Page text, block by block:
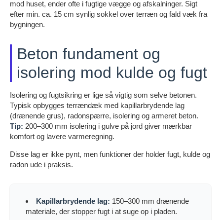
mod huset, ender ofte i fugtige vægge og afskalninger. Sigt
efter min. ca. 15 cm synlig sokkel over terræn og fald væk fra
bygningen.
Beton fundament og
isolering mod kulde og fugt
Isolering og fugtsikring er lige så vigtig som selve betonen.
Typisk opbygges terrændæk med kapillarbrydende lag
(drænende grus), radonspærre, isolering og armeret beton.
Tip: 200–300 mm isolering i gulve på jord giver mærkbar
komfort og lavere varmeregning.
Disse lag er ikke pynt, men funktioner der holder fugt, kulde og
radon ude i praksis.
Kapillarbrydende lag: 150–300 mm drænende
materiale, der stopper fugt i at suge op i pladen.